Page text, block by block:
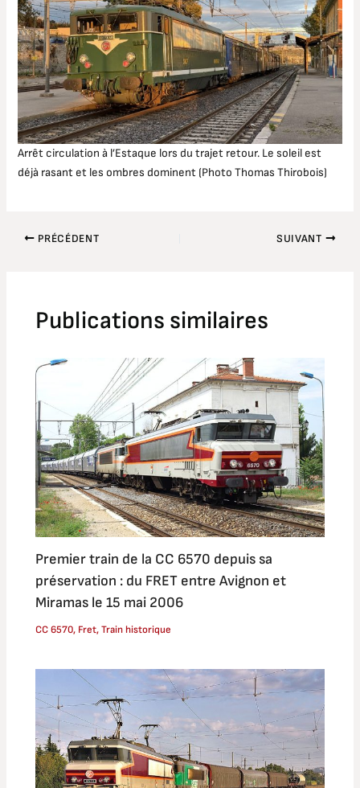
Arrêt circulation à l’Estaque lors du trajet retour. Le soleil est
déjà rasant et les ombres dominent (Photo Thomas Thirobois)
PRÉCÉDENT SUIVANT
Publications similaires
Premier train de la CC 6570 depuis sa
préservation : du FRET entre Avignon et
Miramas le 15 mai 2006
CC 6570, Fret,Train historique